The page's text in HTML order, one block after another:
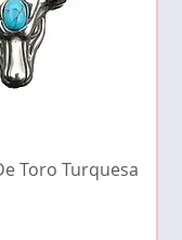
Toro Turquesa